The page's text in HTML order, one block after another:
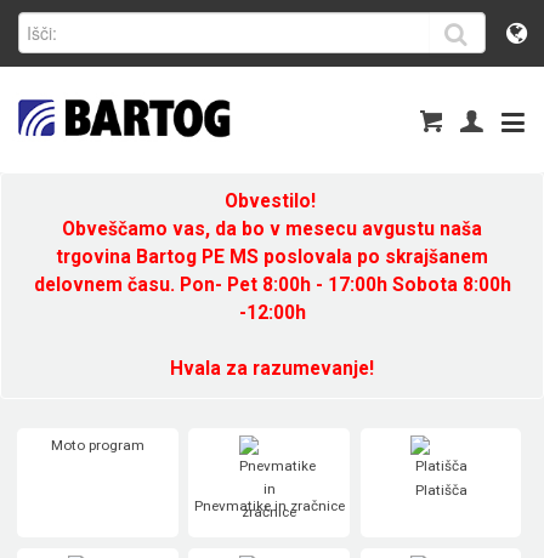
Obvestilo!
Obveščamo vas, da bo v mesecu avgustu naša
trgovina Bartog PE MS poslovala po skrajšanem
delovnem času. Pon- Pet 8:00h - 17:00h Sobota 8:00h
-12:00h
Hvala za razumevanje!
Moto program
Pnevmatike in zračnice
Platišča